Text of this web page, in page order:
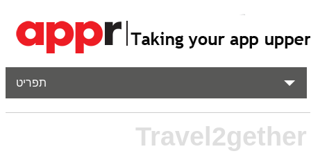
תפריט
Travel2gether